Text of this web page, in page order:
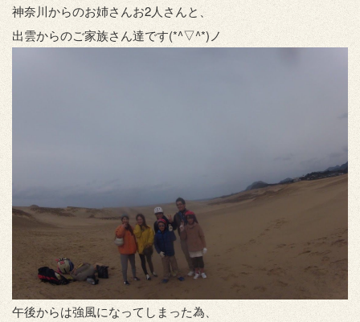
神奈川からのお姉さんお2人さんと、
出雲からのご家族さん達です(*^▽^*)ノ
午後からは強風になってしまった為、